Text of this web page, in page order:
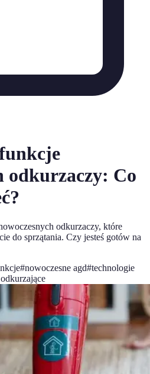
odkurzaczy: Co
odkurzaczy, które
do sprzątania. Czy jesteś gotów na
#nowoczesne agd#technologie